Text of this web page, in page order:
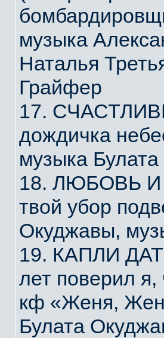
музыка
Наталья
Грайфер
17.
дождичка
музыка
18. ЛЮБОВЬ И
твой убор
Окуджавы,
19. КАПЛИ
лет поверил
кф «Женя,
Булата